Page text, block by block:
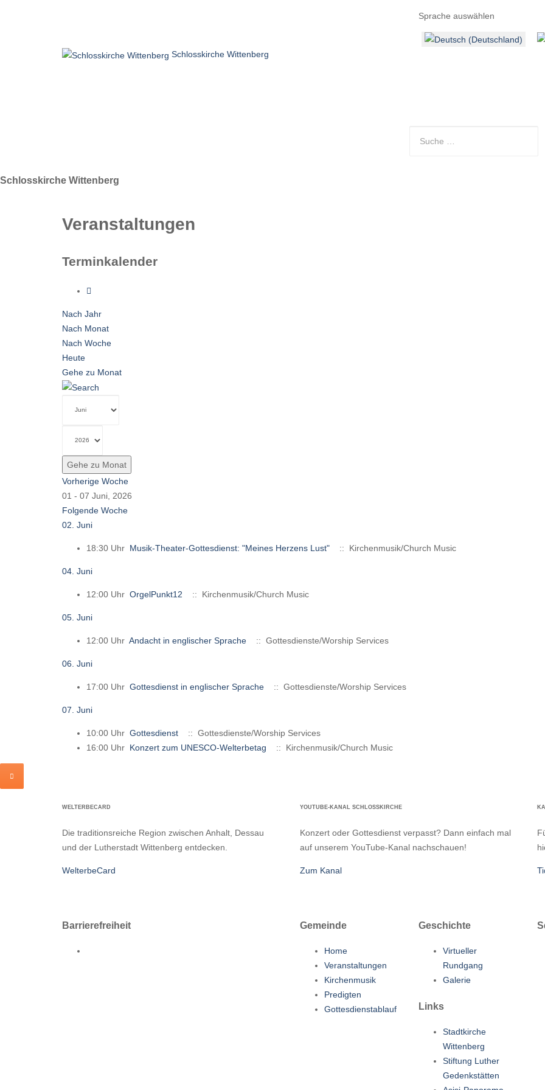
Sprache auswählen
Schlosskirche Wittenberg
Schlosskirche Wittenberg
Veranstaltungen
Terminkalender
Nach Jahr
Nach Monat
Nach Woche
Heute
Gehe zu Monat
Gehe zu Monat
Vorherige Woche
01 - 07 Juni, 2026
Folgende Woche
02. Juni
18:30 Uhr Musik-Theater-Gottesdienst: "Meines Herzens Lust" :: Kirchenmusik/Church Music
04. Juni
12:00 Uhr OrgelPunkt12 :: Kirchenmusik/Church Music
05. Juni
12:00 Uhr Andacht in englischer Sprache :: Gottesdienste/Worship Services
06. Juni
17:00 Uhr Gottesdienst in englischer Sprache :: Gottesdienste/Worship Services
07. Juni
10:00 Uhr Gottesdienst
:: Gottesdienste/Worship Services
16:00 Uhr Konzert zum UNESCO-Welterbetag :: Kirchenmusik/Church Music
WELTERBECARD
Die traditionsreiche Region zwischen Anhalt, Dessau
und der Lutherstadt Wittenberg entdecken.
WelterbeCard
YOUTUBE-KANAL SCHLOSSKIRCHE
Konzert oder Gottesdienst verpasst? Dann einfach mal
auf unserem YouTube-Kanal nachschauen!
Zum Kanal
Barrierefreiheit Gemeinde
Home
Veranstaltungen
Kirchenmusik
Predigten
Gottesdienstablauf
Geschichte
Virtueller
Rundgang
Galerie
Links
Stadtkirche
Wittenberg
Stiftung Luther
Gedenkstätten